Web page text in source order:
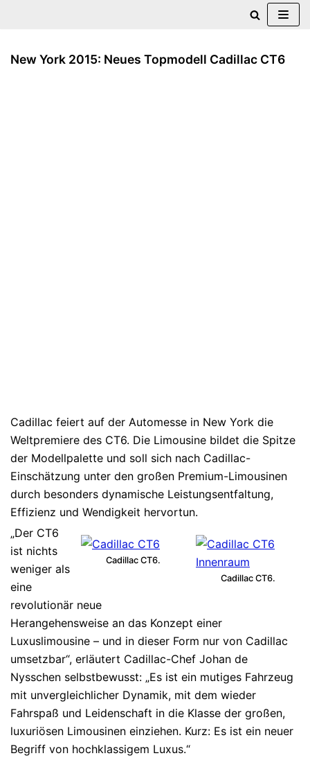
Inhalt
New York 2015: Neues Topmodell Cadillac CT6
Cadillac feiert auf der Automesse in New York die
Weltpremiere des CT6. Die Limousine bildet die Spitze
der Modellpalette und soll sich nach Cadillac-
Einschätzung unter den großen Premium-Limousinen
durch besonders dynamische Leistungsentfaltung,
Effizienz und Wendigkeit hervortun.
Cadillac CT6.
Cadillac CT6.
„Der CT6
ist nichts
weniger als
eine
revolutionär neue
Herangehensweise an das Konzept einer
Luxuslimousine – und in dieser Form nur von Cadillac
umsetzbar“, erläutert Cadillac-Chef Johan de
Nysschen selbstbewusst: „Es ist ein mutiges Fahrzeug
mit unvergleichlicher Dynamik, mit dem wieder
Fahrspaß und Leidenschaft in die Klasse der großen,
luxuriösen Limousinen einziehen. Kurz: Es ist ein neuer
Begriff von hochklassigem Luxus.“